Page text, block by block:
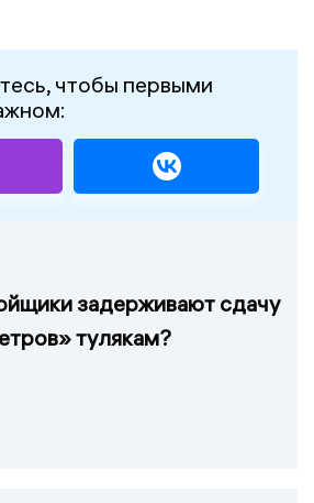
чтобы первыми
задерживают сдачу
тулякам?